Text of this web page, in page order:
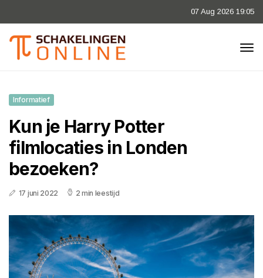
07 Aug 2026 19:05
Informatief
Kun je Harry Potter
filmlocaties in Londen
bezoeken?
17 juni 2022 2 min leestijd